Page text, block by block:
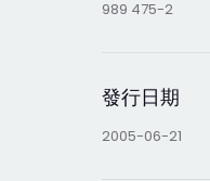
989 475-2
發行日期
2005-06-21